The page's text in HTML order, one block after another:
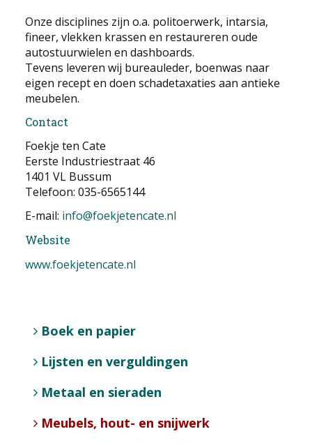
Onze disciplines zijn o.a. politoerwerk, intarsia,
fineer, vlekken krassen en restaureren oude
autostuurwielen en dashboards.
Tevens leveren wij bureauleder, boenwas naar
eigen recept en doen schadetaxaties aan antieke
meubelen.
Contact
Foekje ten Cate
Eerste Industriestraat 46
1401 VL Bussum
Telefoon: 035-6565144
E-mail: info@foekjetencate.nl
Website
www.foekjetencate.nl
Boek en papier
Lijsten en verguldingen
Metaal en sieraden
Meubels, hout- en snijwerk